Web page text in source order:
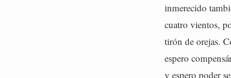
inmerecido
cuatro vientos,
tirón de orejas.
espero
y espero poder